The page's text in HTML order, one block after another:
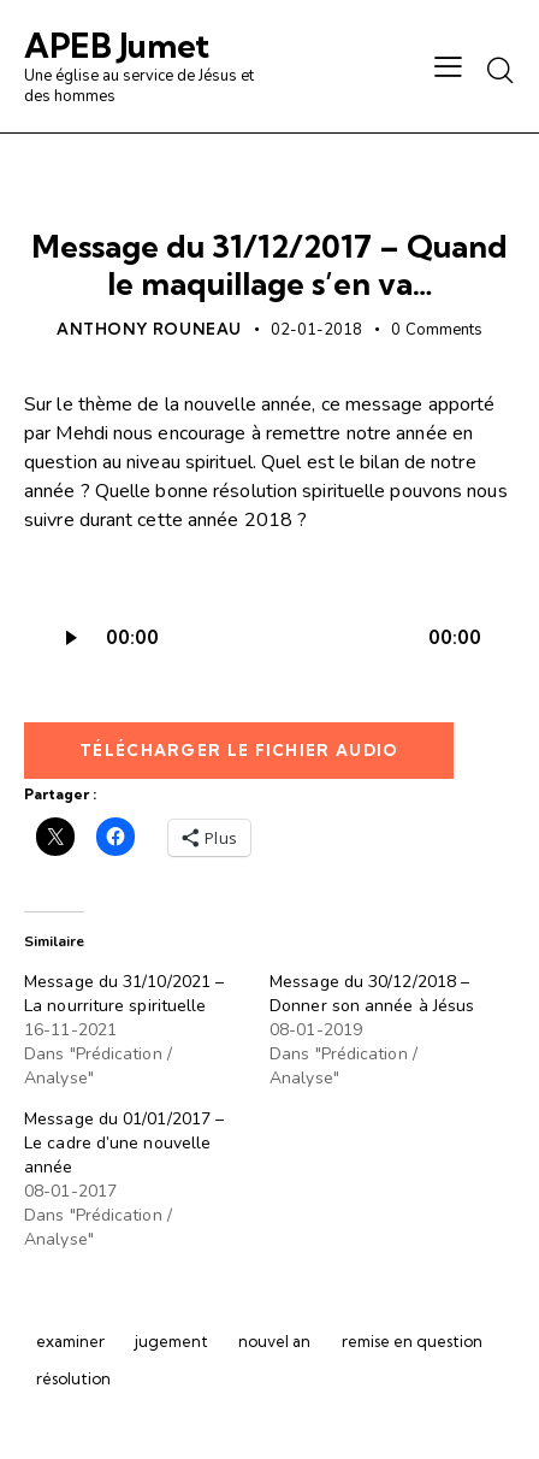
APEB Jumet
Une église au service de Jésus et
des hommes
Message du 31/12/2017 – Quand
le maquillage s’en va…
ANTHONY ROUNEAU 02-01-2018 0 Comments
Sur le thème de la nouvelle année, ce message apporté
par Mehdi nous encourage à remettre notre année en
question au niveau spirituel. Quel est le bilan de notre
année ? Quelle bonne résolution spirituelle pouvons nous
suivre durant cette année 2018 ?
audio
00:00 00:00
TÉLÉCHARGER LE FICHIER AUDIO
Partager :
Plus
Similaire
Message du 31/10/2021 –
La nourriture spirituelle
16-11-2021
Dans "Prédication /
Analyse"
Message du 30/12/2018 –
Donner son année à Jésus
08-01-2019
Dans "Prédication /
Analyse"
Message du 01/01/2017 –
Le cadre d’une nouvelle
année
08-01-2017
Dans "Prédication /
Analyse"
examiner jugement nouvel an
remise en question
résolution